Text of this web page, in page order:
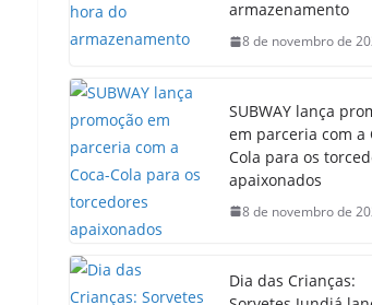
armazenamento
8 de novembro de
SUBWAY lança
em parceria com a
Cola para os
apaixonados
8 de novembro de
Dia das Crianças: